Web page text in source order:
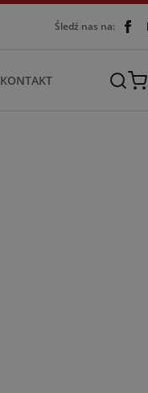
Śledź nas na:
KONTAKT